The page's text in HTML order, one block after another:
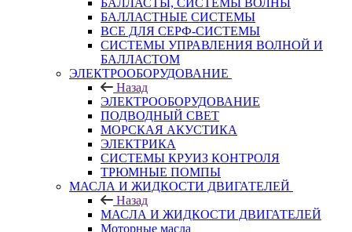
БАЛЛАСТЫ, СИСТЕМЫ ВОЛНЫ
БАЛЛАСТНЫЕ СИСТЕМЫ
ВСЕ ДЛЯ СЕРФ-СИСТЕМЫ
СИСТЕМЫ УПРАВЛЕНИЯ ВОЛНОЙ И
БАЛЛАСТОМ
ЭЛЕКТРООБОРУДОВАНИЕ
Назад
ЭЛЕКТРООБОРУДОВАНИЕ
ПОДВОДНЫЙ СВЕТ
МОРСКАЯ АКУСТИКА
ЭЛЕКТРИКА
СИСТЕМЫ КРУИЗ КОНТРОЛЯ
ТРЮМНЫЕ ПОМПЫ
МАСЛА И ЖИДКОСТИ ДВИГАТЕЛЕЙ
Назад
МАСЛА И ЖИДКОСТИ ДВИГАТЕЛЕЙ
Моторные масла